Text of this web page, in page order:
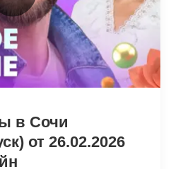
в Сочи
от 26.02.2026